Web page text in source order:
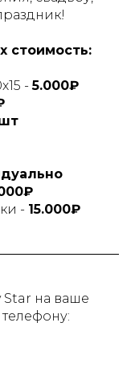
стоимость:
-5.000₽
- 15.000₽
Star на ваше